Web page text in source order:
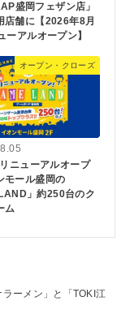
盛岡フェザン店」
店舗に【2026年8月
ーアルオープン】
オープン・クローズ
リニューアルオープ
モール盛岡の
」約250台のク
ム
ラーメン」と「TOKI江